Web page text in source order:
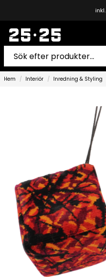
Hem Interiör Inredning & Styling